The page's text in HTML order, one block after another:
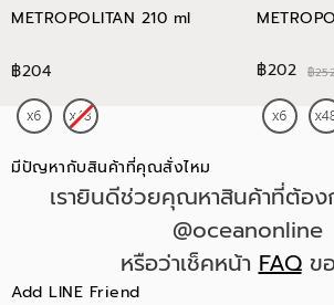
METROPOLITAN 210 ml
฿204 ฿202 ฿
มีปัญหากับสินค้าที่คุณสั่งไหม
เรายินดีช่วยคุณหาสินค้าที่ต้อง
@oceanonline
หรือว่าเช็คหน้าFAQขอ
Add LINE Friend